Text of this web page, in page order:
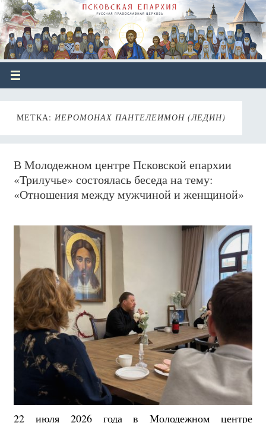
МЕТКА: ИЕРОМОНАХ ПАНТЕЛЕИМОН (ЛЕДИН)
В Молодежном центре Псковской епархии
«Трилучье» состоялась беседа на тему:
«Отношения между мужчиной и женщиной»
22 июля 2026 года в Молодежном центре